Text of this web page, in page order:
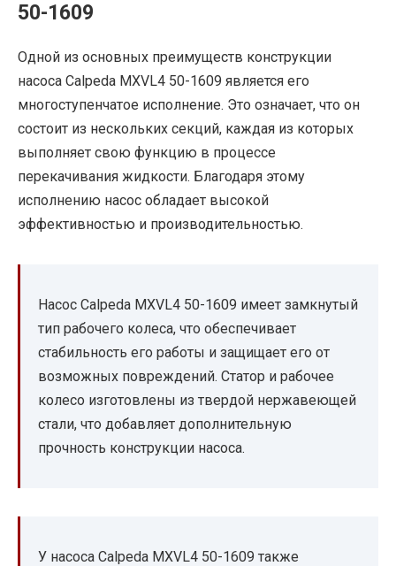
50-1609
Одной из основных преимуществ конструкции
насоса Calpeda MXVL4 50-1609 является его
многоступенчатое исполнение. Это означает, что он
состоит из нескольких секций, каждая из которых
выполняет свою функцию в процессе
перекачивания жидкости. Благодаря этому
исполнению насос обладает высокой
эффективностью и производительностью.
Насос Calpeda MXVL4 50-1609 имеет замкнутый
тип рабочего колеса, что обеспечивает
стабильность его работы и защищает его от
возможных повреждений. Статор и рабочее
колесо изготовлены из твердой нержавеющей
стали, что добавляет дополнительную
прочность конструкции насоса.
У насоса Calpeda MXVL4 50-1609 также